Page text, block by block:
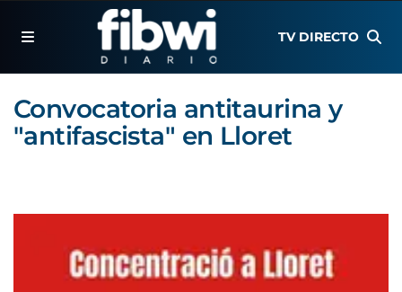
TV DIRECTO
Convocatoria antitaurina y
"antifascista" en Lloret